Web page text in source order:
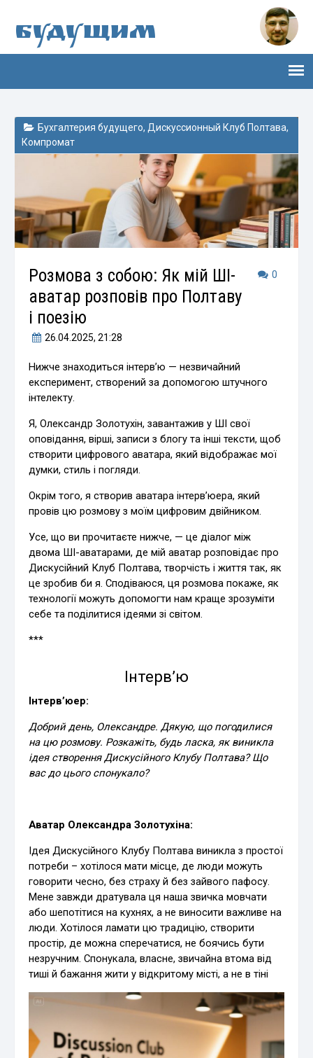
Будущим
Бухгалтерия будущего, Дискуссионный Клуб Полтава,
Компромат
0
Розмова з собою: Як мій ШІ-
аватар розповів про Полтаву
і поезію
26.04.2025, 21:28
Нижче знаходиться інтерв’ю — незвичайний
експеримент, створений за допомогою штучного
інтелекту.
Я, Олександр Золотухін, завантажив у ШІ свої
оповідання, вірші, записи з блогу та інші тексти, щоб
створити цифрового аватара, який відображає мої
думки, стиль і погляди.
Окрім того, я створив аватара інтерв’юера, який
провів цю розмову з моїм цифровим двійником.
Усе, що ви прочитаєте нижче, — це діалог між
двома ШІ-аватарами, де мій аватар розповідає про
Дискусійний Клуб Полтава, творчість і життя так, як
це зробив би я. Сподіваюся, ця розмова покаже, як
технології можуть допомогти нам краще зрозуміти
себе та поділитися ідеями зі світом.
***
Інтерв’ю
Інтерв’юер:
Добрий день, Олександре. Дякую, що погодилися
на цю розмову. Розкажіть, будь ласка, як виникла
ідея створення Дискусійного Клубу Полтава? Що
вас до цього спонукало?
Аватар Олександра Золотухіна:
Ідея Дискусійного Клубу Полтава виникла з простої
потреби – хотілося мати місце, де люди можуть
говорити чесно, без страху й без зайвого пафосу.
Мене завжди дратувала ця наша звичка мовчати
або шепотітися на кухнях, а не виносити важливе на
люди. Хотілося ламати цю традицію, створити
простір, де можна сперечатися, не боячись бути
незручним. Спонукала, власне, звичайна втома від
тиші й бажання жити у відкритому місті, а не в тіні